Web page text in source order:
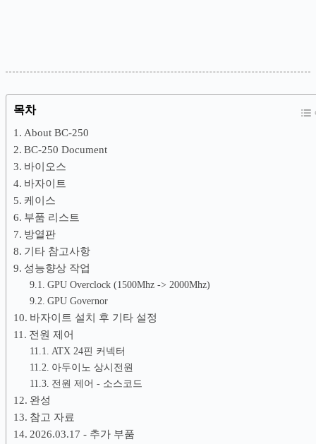
목차
About BC-250
BC-250 Document
바이오스
바자이트
케이스
부품 리스트
방열판
기타 참고사항
성능향상 작업
GPU Overclock (1500Mhz -> 2000Mhz)
GPU Governor
바자이트 설치 후 기타 설정
전원 제어
ATX 24핀 커넥터
아두이노 상시전원
전원 제어 - 소스코드
완성
참고 자료
2026.03.17 - 추가 부품